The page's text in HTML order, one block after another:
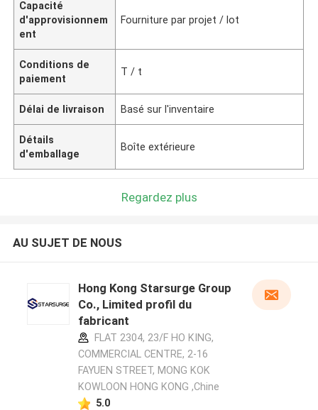
Capacité
d'approvisionnem
ent
Fourniture par projet / lot
Conditions de
paiement
T / t
Délai de livraison Basé sur l'inventaire
Détails
d'emballage
Boîte extérieure
Regardez plus
AU SUJET DE NOUS
Hong Kong Starsurge Group
Co., Limited profil du
fabricant
FLAT 2304, 23/F HO KING,
COMMERCIAL CENTRE, 2-16
FAYUEN STREET, MONG KOK
KOWLOON HONG KONG ,Chine
5.0